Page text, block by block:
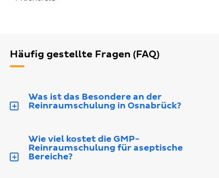
Häufig gestellte Fragen (FAQ)
Was ist das Besondere an der
Reinraumschulung in Osnabrück?
Wie viel kostet die GMP-
Reinraumschulung für aseptische
Bereiche?